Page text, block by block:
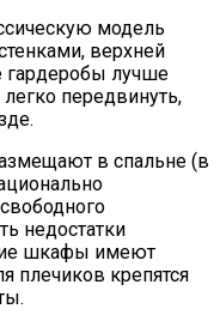
модель
верхней
лучше
передвинуть,
в спальне (в
недостатки
шкафы имеют
плечиков крепятся